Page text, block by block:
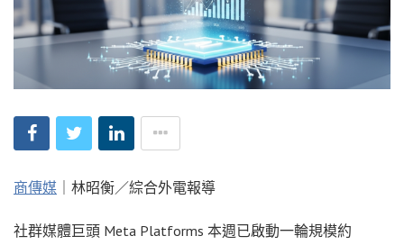
商傳媒 ｜林昭衡／綜合外電報導
社群媒體巨頭 Meta Platforms 本週已啟動一輪規模約